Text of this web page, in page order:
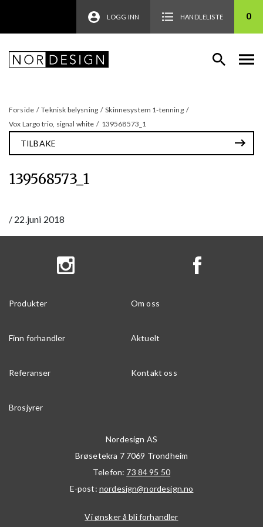
LOGG INN HANDLELISTE 0
Forside / Teknisk belysning / Skinnesystem 1-tenning /
Vox Largo trio, signal white / 139568573_1
TILBAKE
139568573_1
/ 22.juni 2018
Produkter Om oss
Finn forhandler Aktuelt
Referanser Kontakt oss
Brosjyrer
Nordesign AS
Brøsetekra 7 7069 Trondheim
Telefon: 73 84 95 50
E-post: nordesign@nordesign.no
Vi ønsker å bli forhandler